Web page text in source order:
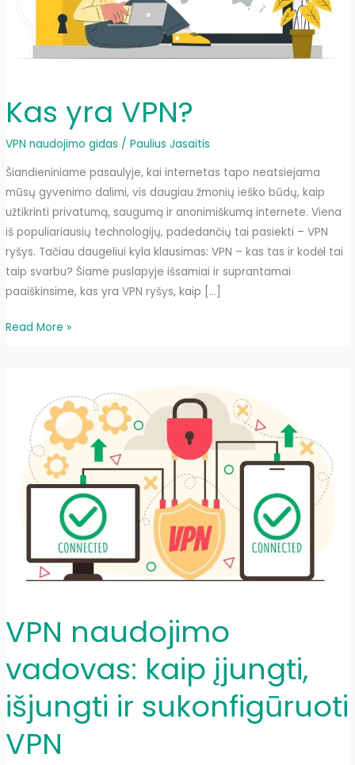
Kas yra VPN?
VPN naudojimo gidas /Paulius Jasaitis
Šiandieniniame pasaulyje, kai internetas tapo neatsiejama
mūsų gyvenimo dalimi, vis daugiau žmonių ieško būdų, kaip
užtikrinti privatumą, saugumą ir anonimiškumą internete. Viena
iš populiariausių technologijų, padedančių tai pasiekti – VPN
ryšys. Tačiau daugeliui kyla klausimas: VPN – kas tas ir kodėl tai
taip svarbu? Šiame puslapyje išsamiai ir suprantamai
paaiškinsime, kas yra VPN ryšys, kaip […]
Kas
Read More »
VPN naudojimo
vadovas: kaip įjungti,
išjungti ir sukonfigūruoti
VPN